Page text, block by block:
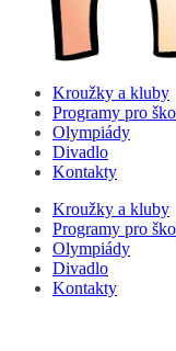
Kroužky a kluby
Programy pro
Olympiády
Divadlo
Kontakty
Kroužky a kluby
Programy pro
Olympiády
Divadlo
Kontakty